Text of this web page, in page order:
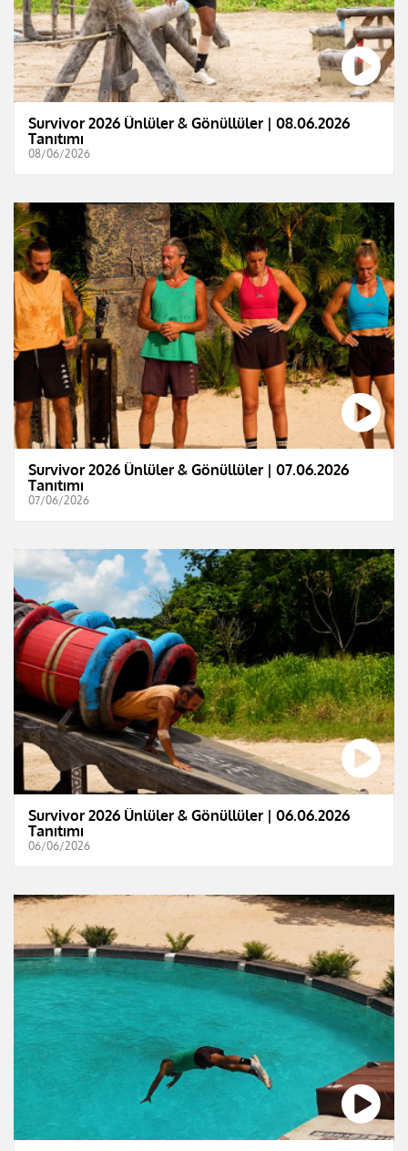
Survivor 2026 Ünlüler & Gönüllüler | 08.06.2026
Tanıtımı
08/06/2026
Survivor 2026 Ünlüler & Gönüllüler | 07.06.2026
Tanıtımı
07/06/2026
Survivor 2026 Ünlüler & Gönüllüler | 06.06.2026
Tanıtımı
06/06/2026